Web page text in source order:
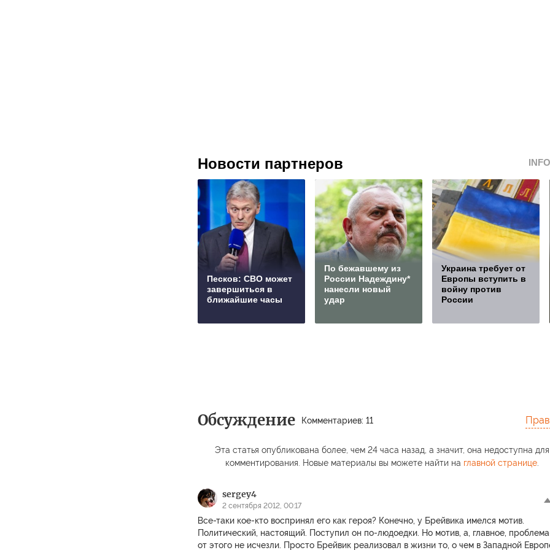
Новости партнеров
Песков: СВО может
завершиться в
ближайшие часы
По бежавшему из
России Надеждину*
нанесли новый
удар
Украина требует от
Европы вступить в
войну против
России
Обсуждение Комментариев: 11
Эта статья опубликована более, чем 24 часа назад, а значит, она недоступна для
комментирования. Новые материалы вы можете найти на главной странице.
sergey4
2 сентября 2012, 00:17
Все-таки кое-кто воспринял его как героя? Конечно, у Брейвика имелся мотив.
Политический, настоящий. Поступил он по-людоедки. Но мотив, а, главное,
от этого не исчезли. Просто Брейвик реализовал в жизни то, о чем в Западной